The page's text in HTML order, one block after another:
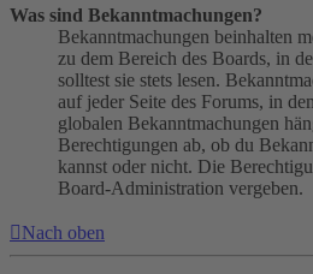
Was sind Bekanntmachungen?
Bekanntmachungen beinhalten
zu dem Bereich des Boards, in
solltest sie stets lesen.
auf jeder Seite des Forums, in
globalen Bekanntmachungen
Berechtigungen ab, ob du
kannst oder nicht. Die
Board-Administration vergeben.
Nach oben